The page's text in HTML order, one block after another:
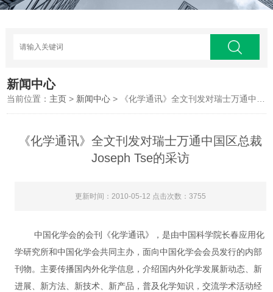
新闻中心
当前位置： 主页 > 新闻中心 > 《化学通讯》全文刊发对瑞士万通中国区总裁Joseph Tse的采访
《化学通讯》全文刊发对瑞士万通中国区总裁
Joseph Tse的采访
更新时间：2010-05-12 点击次数：3755
中国化学会的会刊《化学通讯》，是由中国科学院长春应用化
学研究所和中国化学会共同主办，面向中国化学会会员发行的内部
刊物。主要传播国内外化学信息，介绍国内外化学发展新动态、新
进展、新方法、新技术、新产品，普及化学知识，交流学术活动经